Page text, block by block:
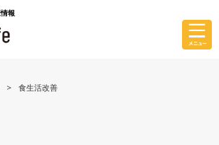
報
食生活改善